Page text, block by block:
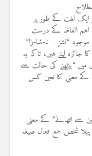
ایک لغت کے طور پر
اہم الفاظ کے درست
“نشز = نا-شا-زا”
لیتے ہیں، تاکہ یہ
“بیٹھنے کی حالت سے
کے معنی کا تعین کس
سے اٹھانے” کے معنی
شخص جمع فعال صیغہ